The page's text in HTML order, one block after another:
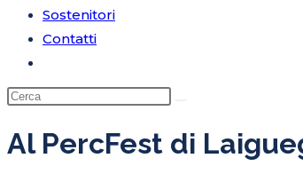
Sostenitori
Contatti
Al PercFest di